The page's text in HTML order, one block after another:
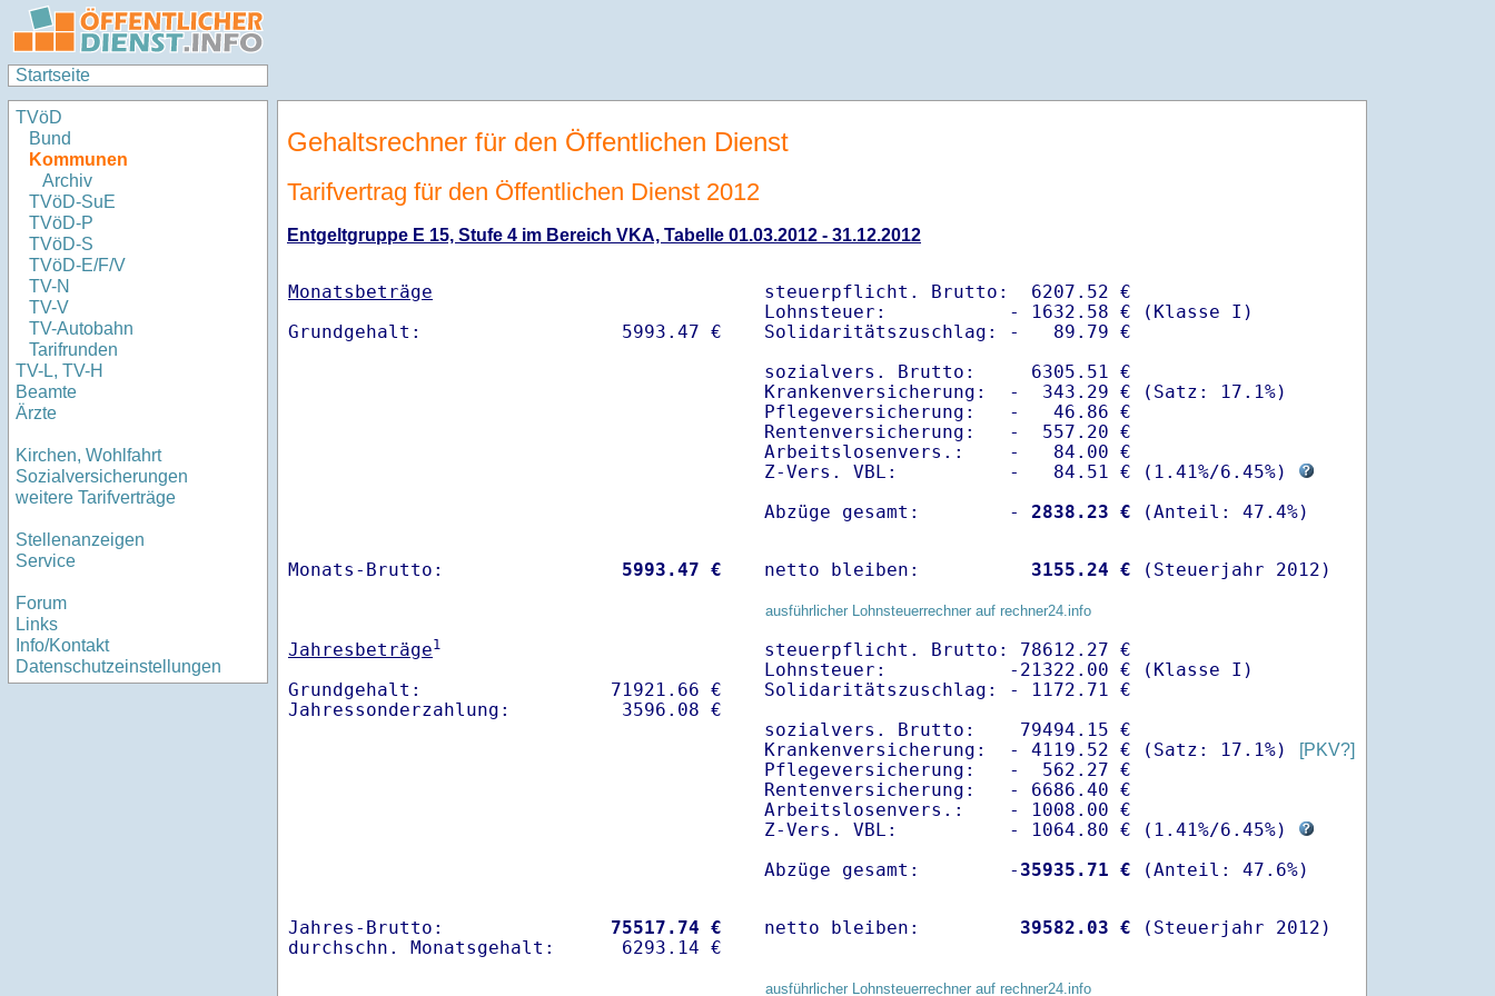
Startseite
TVöD
Bund
Kommunen
Archiv
TVöD-SuE
TVöD-P
TVöD-S
TVöD-E/F/V
TV-N
TV-V
TV-Autobahn
Tarifrunden
TV-L, TV-H
Beamte
Ärzte
Kirchen, Wohlfahrt
Sozialversicherungen
weitere Tarifverträge
Stellenanzeigen
Service
Forum
Links
Info/Kontakt
Datenschutzeinstellungen
Gehaltsrechner für den Öffentlichen Dienst
Tarifvertrag für den Öffentlichen Dienst 2012
Entgeltgruppe E 15, Stufe 4 im Bereich VKA, Tabelle 01.03.2012 - 31.12.2012
Monatsbeträge
steuerpflicht. Brutto:  6207.52 €
Lohnsteuer:           - 1632.58 € (Klasse I)
Solidaritätszuschlag: -   89.79 €
sozialvers. Brutto:     6305.51 €
Krankenversicherung:  -  343.29 € (Satz: 17.1%)
Pflegeversicherung:   -   46.86 €
Rentenversicherung:   -  557.20 €
Arbeitslosenvers.:    -   84.00 €
Z-Vers. VBL:          -   84.51 € ( 1.41%/6.45%)
Abzüge gesamt:        -
2838.23 €
Monats-Brutto: 5993.47 € netto bleiben: 3155.24 € (Steuerjahr 2012)
ausführlicher Lohnsteuerrechner auf rechner24.info
Jahresbeträge1
Grundgehalt:                 71921.66 €
steuerpflicht. Brutto: 78612.27 €
Lohnsteuer:           -21322.00 € (Klasse I)
Solidaritätszuschlag: - 1172.71 €
sozialvers. Brutto:    79494.15 €
Krankenversicherung:  - 4119.52 € (Satz: 17.1%)
[PKV?]
Pflegeversicherung:   -  562.27 €
Rentenversicherung:   - 6686.40 €
Arbeitslosenvers.:    - 1008.00 €
Z-Vers. VBL:          - 1064.80 € ( 1.41%/6.45%)
Abzüge gesamt:        - 35935.71 €
Jahres-Brutto: 75517.74 €
netto bleiben: 39582.03 € (Steuerjahr 2012)
ausführlicher Lohnsteuerrechner auf rechner24.info